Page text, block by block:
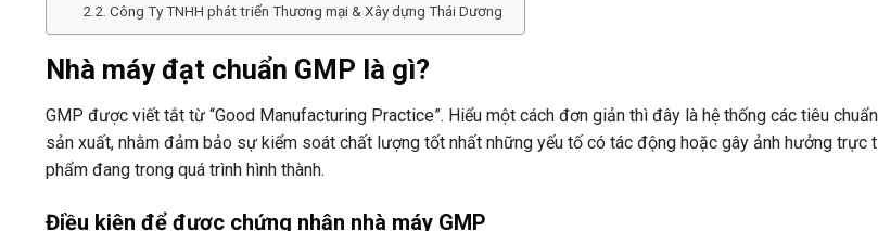
Công Ty TNHH phát triển Thương mại & Xây dựng Thái Dương
Nhà máy đạt chuẩn GMP là gì?
GMP được viết tắt từ “Good Manufacturing Practice”. Hiểu một cách đơn giản thì đây là hệ thống các tiêu
sản xuất, nhằm đảm bảo sự kiểm soát chất lượng tốt nhất những yếu tố có tác động hoặc gây ảnh hưởng trực
phẩm đang trong quá trình hình thành.
Điều kiện để được chứng nhận nhà máy GMP